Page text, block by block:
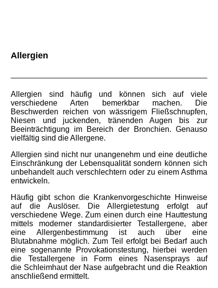
Allergien
Allergien sind häufig und können sich auf viele
verschiedene Arten bemerkbar machen. Die
Beschwerden reichen von wässrigem Fließschnupfen,
Niesen und juckenden, tränenden Augen bis zur
Beeinträchtigung im Bereich der Bronchien. Genauso
vielfältig sind die Allergene.
Allergien sind nicht nur unangenehm und eine deutliche
Einschränkung der Lebensqualität sondern können sich
unbehandelt auch verschlechtern oder zu einem Asthma
entwickeln.
Häufig gibt schon die Krankenvorgeschichte Hinweise
auf die Auslöser. Die Allergietestung erfolgt auf
verschiedene Wege. Zum einen durch eine Hauttestung
mittels moderner standardisierter Testallergene, aber
eine Allergenbestimmung ist auch über eine
Blutabnahme möglich. Zum Teil erfolgt bei Bedarf auch
eine sogenannte Provokationstestung, hierbei werden
die Testallergene in Form eines Nasensprays auf
die Schleimhaut der Nase aufgebracht und die Reaktion
anschließend ermittelt.